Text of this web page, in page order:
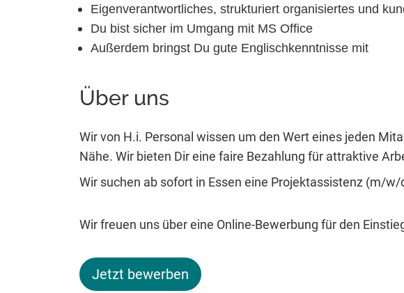
Eigenverantwortliches, strukturiert organisiertes und
Du bist sicher im Umgang mit MS Office
Außerdem bringst Du gute Englischkenntnisse mit
Über uns
Wir von H.i. Personal wissen um den Wert eines jeden
Nähe. Wir bieten Dir eine faire Bezahlung für attraktive
Wir suchen ab sofort in Essen eine Projektassistenz (m/w/
Wir freuen uns über eine Online-Bewerbung für den
Jetzt bewerben